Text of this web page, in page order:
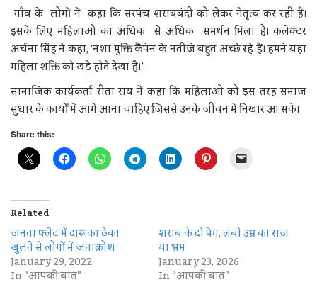
गाँव के लोगों नें कहा कि सरपंच शराबबंदी को लेकर नेतृत्व कर रही हैं।
इसके लिए महिलाओं का अधिक से अधिक समर्थन मिला है। कलेक्टर
अर्चना सिंह ने कहा, ‘नशा मुक्ति कैंपेन के नतीजे बहुत अच्छे रहे हैं। हमने यहां
महिला शक्ति को खड़े होते देखा है।’
सामाजिक कार्यकर्ता रीता राय नें कहा कि महिलाओं को इस तरह समाज
सुधार के कार्यों में आगे आना चाहिए जिससे उनके जीवन में निखार आ सके।
Share this:
Related
जनता फ्लैट में दारू का ठेका
खुलने से लोगों में जनाक्रोश
January 29, 2022
In "आपकी बात"
शराब के दो पैग, लंबी उम्र का राज
या भ्रम
January 23, 2026
In "आपकी बात"